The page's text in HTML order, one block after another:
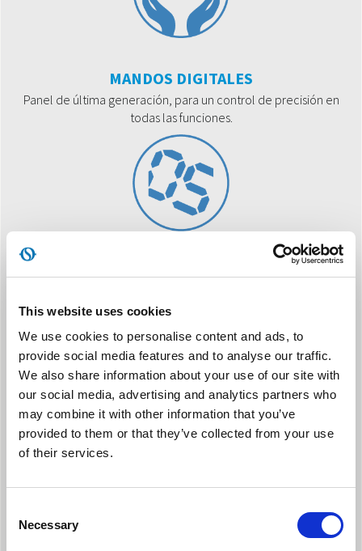
This website uses cookies
We use cookies to personalise content and ads, to
provide social media features and to analyse our traffic.
We also share information about your use of our site with
our social media, advertising and analytics partners who
may combine it with other information that you’ve
provided to them or that they’ve collected from your use
of their services.
Selection
Necessary
MANDOS DIGITALES
Panel de última generación, para un control de precisión en
todas las funciones.
FOLLOW ME
para garantizar el control adecuado de la temperatura en el
lugar donde se encuentran los ocupantes de la habitación.
RUEDAS GIRATORIAS
dirección, gracias a su rotación de 360 grados.